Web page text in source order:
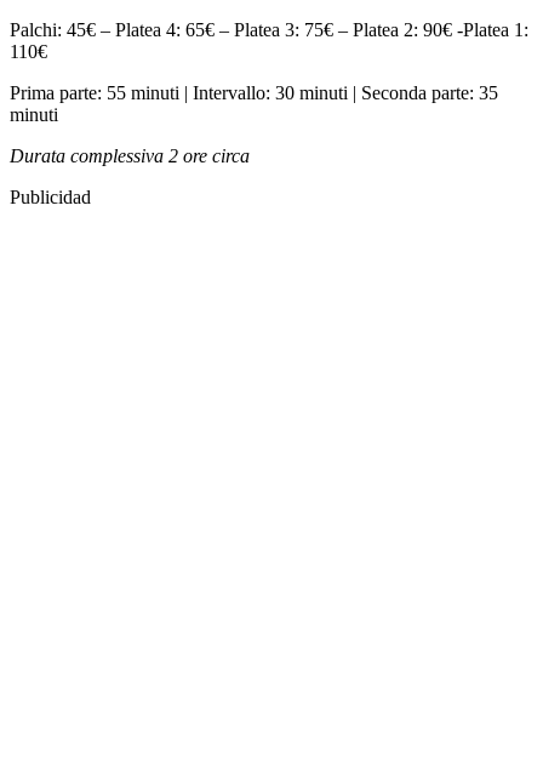
Palchi: 45€ – Platea 4: 65€ – Platea 3: 75€ – Platea 2: 90€ -Platea 1:
110€
Prima parte: 55 minuti | Intervallo: 30 minuti | Seconda parte: 35
minuti
Durata complessiva 2 ore circa
Publicidad